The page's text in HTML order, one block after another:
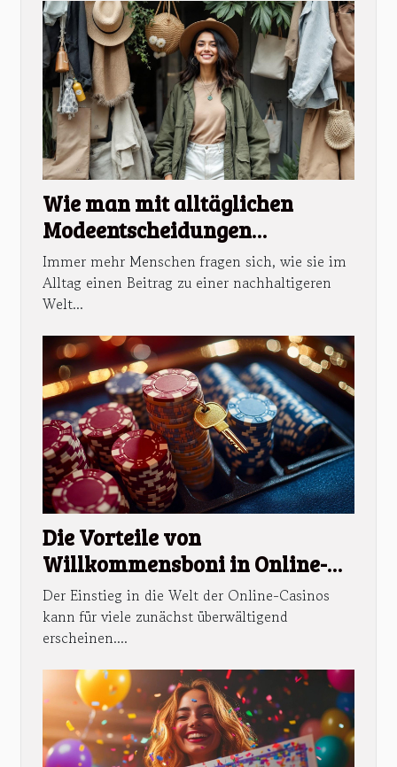
Wie man mit alltäglichen
Modeentscheidungen
Nachhaltigkeit fördert?
Immer mehr Menschen fragen sich, wie sie im
Alltag einen Beitrag zu einer nachhaltigeren
Welt...
Die Vorteile von
Willkommensboni in Online-
Casinos verstehen
Der Einstieg in die Welt der Online-Casinos
kann für viele zunächst überwältigend
erscheinen....